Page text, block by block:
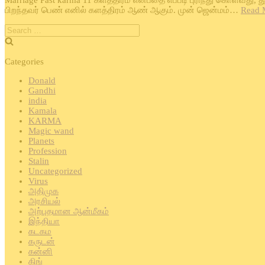
பிறந்தவர் பெண் எனில் களத்திரம் ஆண் ஆகும். முன் ஜென்மம்… Read
Search
for:
Categories
Donald
Gandhi
india
Kamala
KARMA
Magic wand
Planets
Profession
Stalin
Uncategorized
Virus
அதிமுக
அரசியல்
அற்புதமான ஆன்மீகம்
இந்தியா
கடகம
கருடன்
கன்னி
கிங்